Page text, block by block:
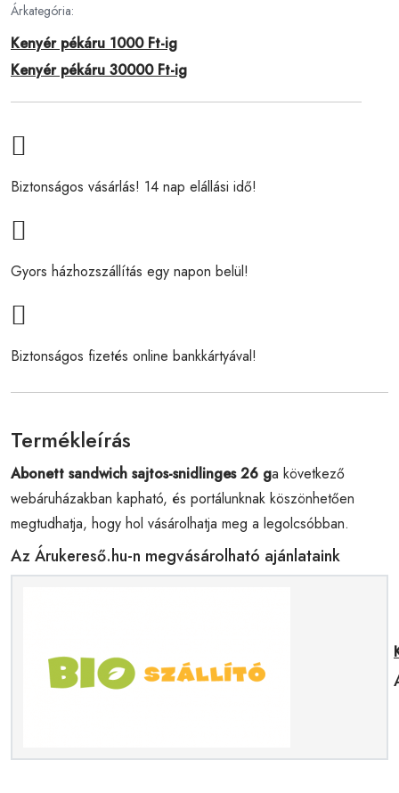
Árkategória:
Kenyér pékáru 1000 Ft-ig
Kenyér pékáru 30000 Ft-ig
Biztonságos vásárlás! 14 nap elállási idő!
Gyors házhozszállítás egy napon belül!
Biztonságos fizetés online bankkártyával!
Termékleírás
Abonett sandwich sajtos-snidlinges 26 ga következő
webáruházakban kapható, és portálunknak köszönhetően
megtudhatja, hogy hol vásárolhatja meg a legolcsóbban.
Az Árukereső.hu-n megvásárolható ajánlataink